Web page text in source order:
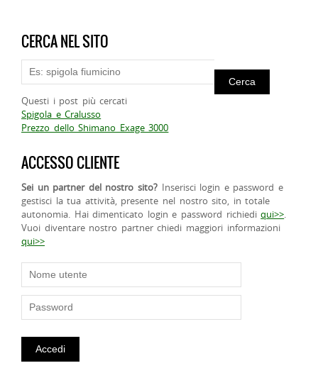
CERCA NEL SITO
Questi i post più cercati
Spigola e Cralusso
Prezzo dello Shimano Exage 3000
ACCESSO CLIENTE
Sei un partner del nostro sito? Inserisci login e password e
gestisci la tua attività, presente nel nostro sito, in totale
autonomia. Hai dimenticato login e password richiediqui>>.
Vuoi diventare nostro partner chiedi maggiori informazioni
qui>>